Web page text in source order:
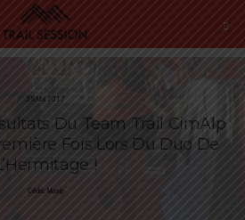
25 Mai 2017
Du Team Trail CimAlp
Fois Lors Du Duo De
!
Cédric Masip